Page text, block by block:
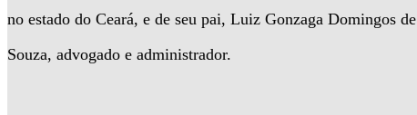
no estado do Ceará, e de seu pai, Luiz Gonzaga Domingos de
Souza, advogado e administrador.